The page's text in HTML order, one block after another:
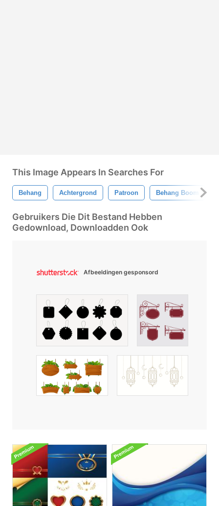
This Image Appears In Searches For
Behang Achtergrond Patroon Behang Boom
Gebruikers Die Dit Bestand Hebben
Gedownload, Downloadden Ook
Afbeeldingen gesponsord